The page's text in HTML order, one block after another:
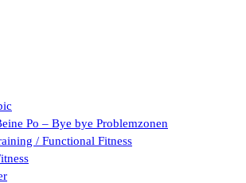
Andernach
Po – Bye bye Problemzonen
/ Functional Fitness